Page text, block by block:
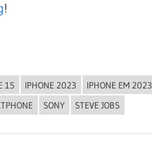
!
15 IPHONE 2023 IPHONE EM 2023
SONY STEVE JOBS